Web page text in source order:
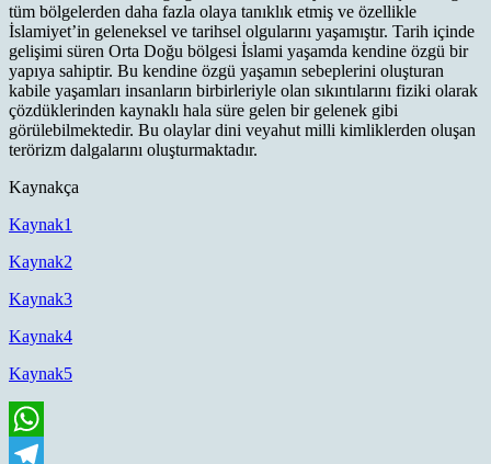
tüm bölgelerden daha fazla olaya tanıklık etmiş ve özellikle
İslamiyet’in geleneksel ve tarihsel olgularını yaşamıştır. Tarih içinde
gelişimi süren Orta Doğu bölgesi İslami yaşamda kendine özgü bir
yapıya sahiptir. Bu kendine özgü yaşamın sebeplerini oluşturan
kabile yaşamları insanların birbirleriyle olan sıkıntılarını fiziki olarak
çözdüklerinden kaynaklı hala süre gelen bir gelenek gibi
görülebilmektedir. Bu olaylar dini veyahut milli kimliklerden oluşan
terörizm dalgalarını oluşturmaktadır.
Kaynakça
Kaynak1
Kaynak2
Kaynak3
Kaynak4
Kaynak5
WhatsApp